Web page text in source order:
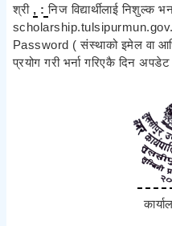
श्री , :निज विद्यार्थीलाई निशुल्क
Password ( संस्थाको इमेल वा
प्रयोग गरी भर्ना गरिएकै दिन